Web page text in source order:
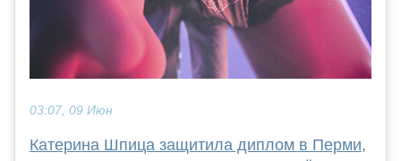
03:07, 09 Июн
Катерина Шпица защитила диплом в Перми,